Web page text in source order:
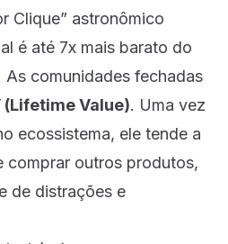
Clique” astronômico
é até 7x mais barato do
As comunidades fechadas
(Lifetime Value). Uma vez
ecossistema, ele tende a
comprar outros produtos,
de distrações e